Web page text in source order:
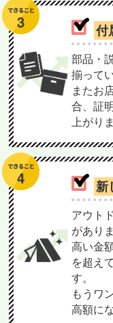
付
部品・
揃って
またお
合、証
上がりま
新
アウト
があり
高い金
を超え
す。
もうワ
高額に